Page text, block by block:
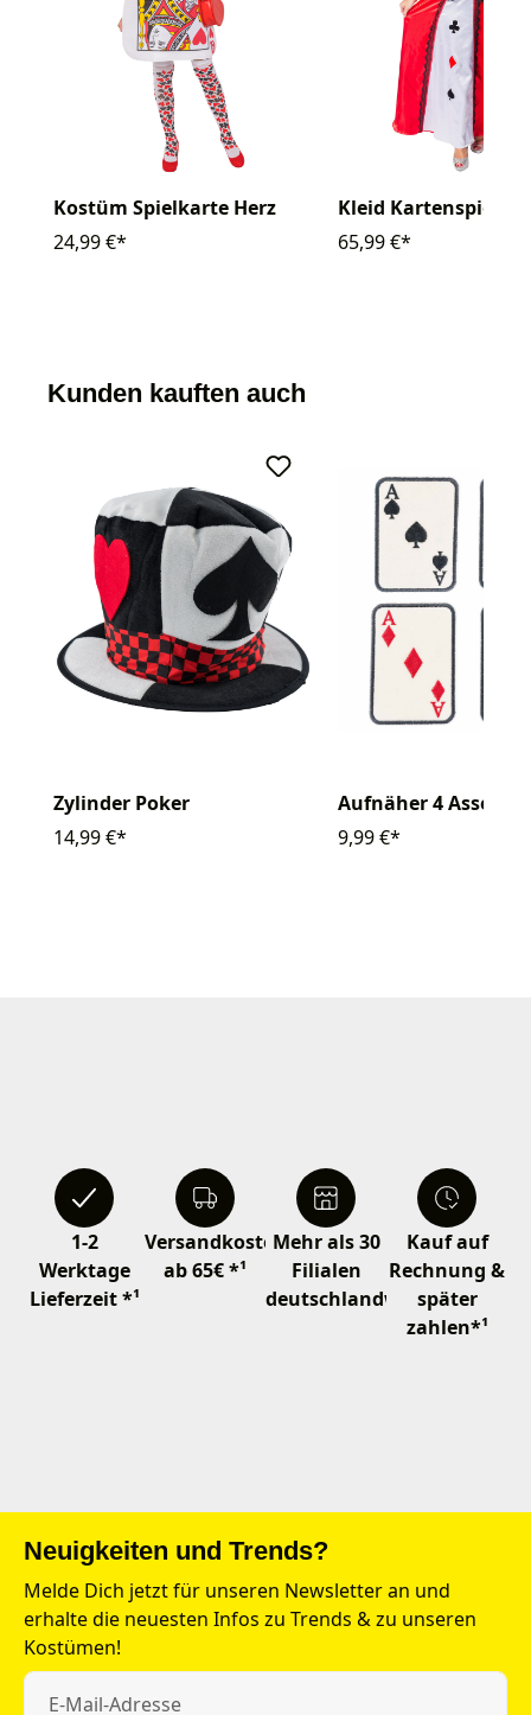
Kostüm Spielkarte Herz
24,99 €*
Kleid
65,99 €*
Kunden kauften auch
Zylinder Poker
14,99 €*
Aufnäher 4 Asse
9,99 €*
1-2
Werktage
Lieferzeit *¹
Versandkostenfrei
ab 65€ *¹
Mehr als 30
Filialen
deutschlandweit
Kauf auf
Rechnung &
später
zahlen*¹
Neuigkeiten und Trends?
Melde Dich jetzt für unseren Newsletter an und
erhalte die neuesten Infos zu Trends & zu unseren
Kostümen!